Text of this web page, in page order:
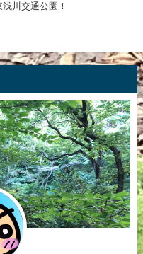
川交通公園！